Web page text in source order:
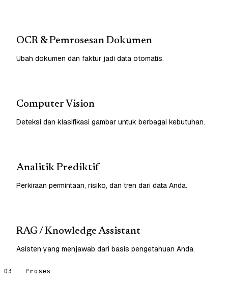
OCR & Pemrosesan Dokumen
Ubah dokumen dan faktur jadi data otomatis.
Computer Vision
Deteksi dan klasifikasi gambar untuk berbagai kebutuhan.
Analitik Prediktif
Perkiraan permintaan, risiko, dan tren dari data Anda.
RAG / Knowledge Assistant
Asisten yang menjawab dari basis pengetahuan Anda.
03 — Proses